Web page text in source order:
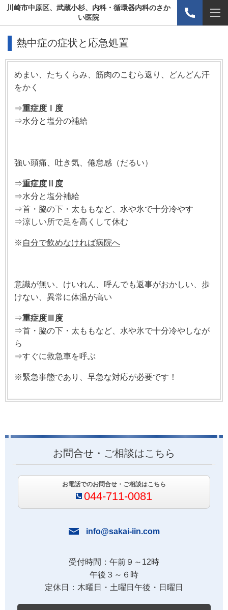
川崎市中原区、武蔵小杉、内科・循環器内科のさか
い医院
熱中症の症状と応急処置
めまい、たちくらみ、筋肉のこむら返り、どんどん汗
をかく
⇒重症度Ⅰ度
⇒水分と塩分の補給
強い頭痛、吐き気、倦怠感（だるい）
⇒重症度Ⅱ度
⇒水分と塩分補給
⇒首・脇の下・太ももなど、水や氷で十分冷やす
⇒涼しい所で足を高くして休む
※ 自分で飲めなければ病院へ
意識が無い、けいれん、呼んでも返事がおかしい、歩
けない、異常に体温が高い
⇒重症度Ⅲ度
⇒首・脇の下・太ももなど、水や氷で十分冷やしなが
ら
⇒すぐに救急車を呼ぶ
※緊急事態であり、早急な対応が必要です！
お問合せ・ご相談はこちら
お電話でのお問合せ・ご相談はこちら
044-711-0081
info@sakai-iin.com
受付時間：午前９～12時
午後３～６時
定休日：木曜日・土曜日午後・日曜日